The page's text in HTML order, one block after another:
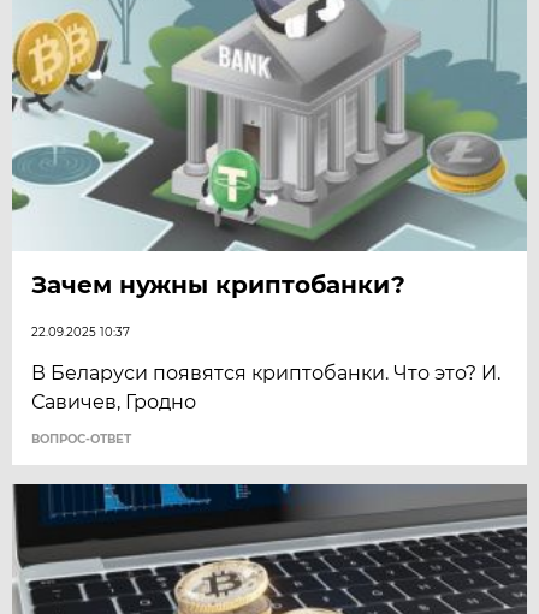
Зачем нужны криптобанки?
22.09.2025 10:37
В Беларуси появятся криптобанки. Что это? И.
Савичев, Гродно
ВОПРОС-ОТВЕТ